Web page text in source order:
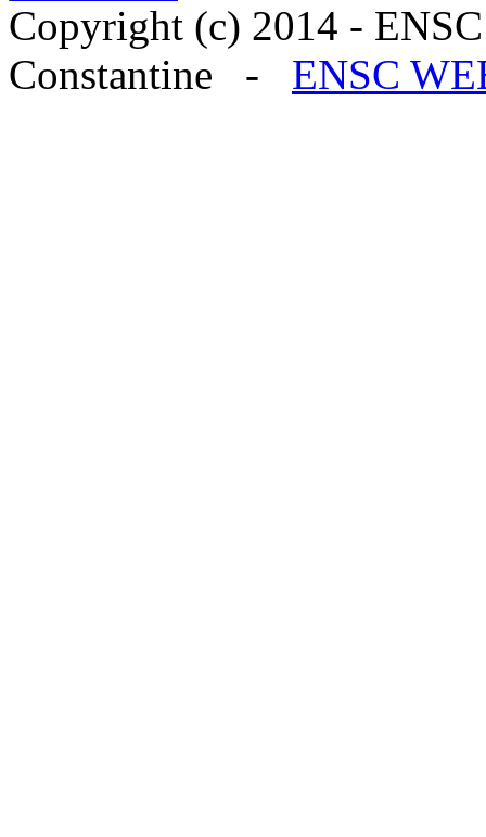
Copyright (c) 2014 -
Constantine - ENSC